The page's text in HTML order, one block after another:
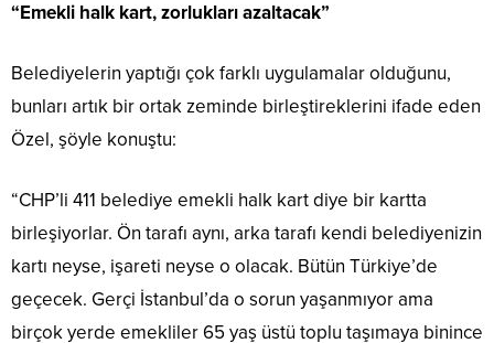
“Emekli halk kart, zorlukları azaltacak”
Belediyelerin yaptığı çok farklı uygulamalar olduğunu,
bunları artık bir ortak zeminde birleştireklerini ifade eden
Özel, şöyle konuştu:
“CHP’li 411 belediye emekli halk kart diye bir kartta
birleşiyorlar. Ön tarafı aynı, arka tarafı kendi belediyenizin
kartı neyse, işareti neyse o olacak. Bütün Türkiye’de
geçecek. Gerçi İstanbul’da o sorun yaşanmıyor ama
birçok yerde emekliler 65 yaş üstü toplu taşımaya binince